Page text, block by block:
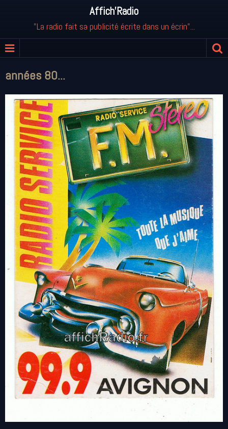
Affich'Radio
"La radio fait sa publicité écrite dans un écrin"...
années 80...